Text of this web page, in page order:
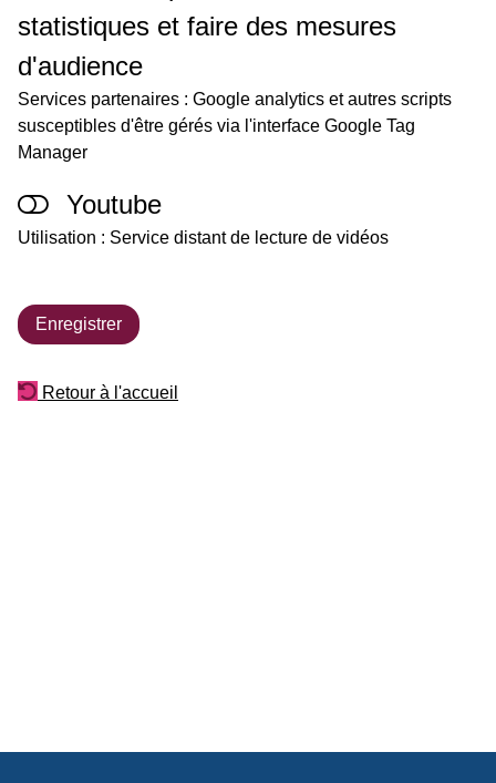
statistiques et faire des mesures
d'audience
Services partenaires : Google analytics et autres scripts
susceptibles d'être gérés via l'interface Google Tag
Manager
Youtube
Utilisation : Service distant de lecture de vidéos
Enregistrer
Retour à l'accueil